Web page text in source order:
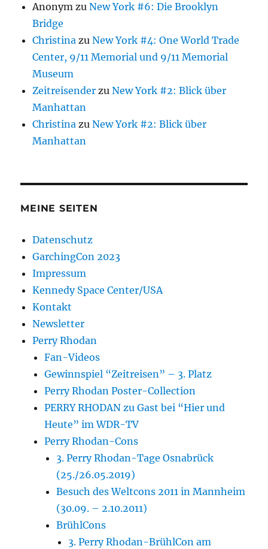
Anonym zuNew York #6: Die Brooklyn
Bridge
Christina zuNew York #4: One World Trade
Center, 9/11 Memorial und 9/11 Memorial
Museum
Zeitreisender zuNew York #2: Blick über
Manhattan
Christina zuNew York #2: Blick über
Manhattan
MEINE SEITEN
Datenschutz
GarchingCon 2023
Impressum
Kennedy Space Center/USA
Kontakt
Newsletter
Perry Rhodan
Fan-Videos
Gewinnspiel “Zeitreisen” – 3. Platz
Perry Rhodan Poster-Collection
PERRY RHODAN zu Gast bei “Hier und
Heute” im WDR-TV
Perry Rhodan-Cons
3. Perry Rhodan-Tage Osnabrück
(25./26.05.2019)
Besuch des Weltcons 2011 in Mannheim
(30.09. – 2.10.2011)
BrühlCons
3. Perry Rhodan-BrühlCon am